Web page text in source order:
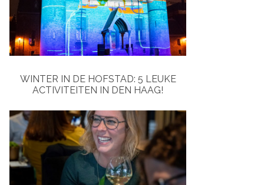
WINTER IN DE HOFSTAD: 5 LEUKE
ACTIVITEITEN IN DEN HAAG!